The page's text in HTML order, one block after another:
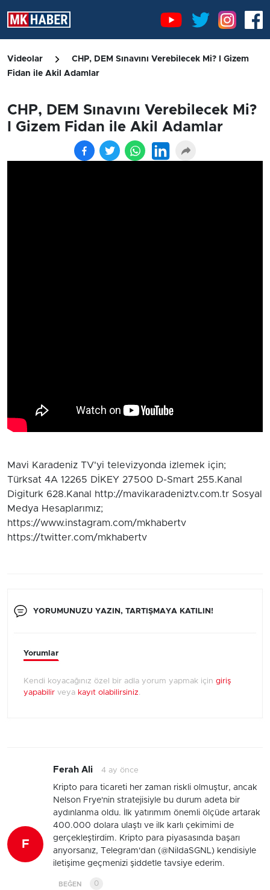
Videolar
CHP, DEM Sınavını Verebilecek Mi? I Gizem
Fidan ile Akil Adamlar
CHP, DEM Sınavını Verebilecek Mi?
I Gizem Fidan ile Akil Adamlar
Mavi Karadeniz TV'yi televizyonda izlemek için;
Türksat 4A 12265 DİKEY 27500 D-Smart 255.Kanal
Digiturk 628.Kanal http://mavikaradeniztv.com.tr Sosyal
Medya Hesaplarımız;
https://www.instagram.com/mkhabertv
https://twitter.com/mkhabertv
YORUMUNUZU YAZIN, TARTIŞMAYA KATILIN!
Yorumlar
Kendi koyacağınız özel bir adla yorum yapmak için giriş
yapabilir veya kayıt olabilirsiniz.
F
Ferah Ali 4 ay önce
Kripto para ticareti her zaman riskli olmuştur, ancak
Nelson Frye'nin stratejisiyle bu durum adeta bir
aydınlanma oldu. İlk yatırımım önemli ölçüde artarak
400.000 dolara ulaştı ve ilk karlı çekimimi de
gerçekleştirdim. Kripto para piyasasında başarı
arıyorsanız, Telegram'dan (@NildaSGNL) kendisiyle
iletişime geçmenizi şiddetle tavsiye ederim.
BEĞEN 0